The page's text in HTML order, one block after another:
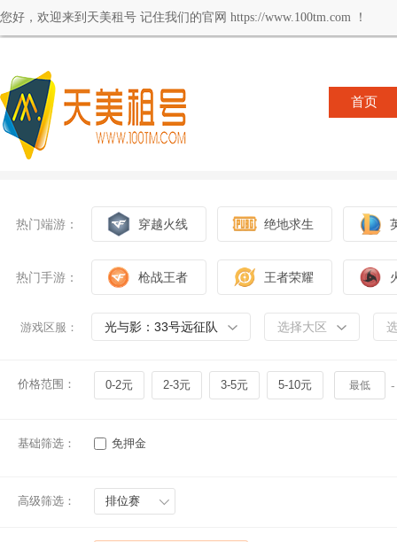
您好，欢迎来到天美租号 记住我们的官网 https://www.100tm.com ！
首页
热门端游： 穿越火线 绝地求生
热门手游： 枪战王者 王者荣耀
游戏区服： 光与影：33号远征队 选择大区
价格范围： 0-2元 2-3元 3-5元 5-10元 -
基础筛选： 免押金
高级筛选： 排位赛